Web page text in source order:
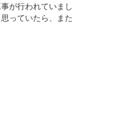
が行われていまし
っていたら、また